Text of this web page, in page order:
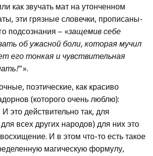
как звучать мат на утонченном
эти грязные словечки, прописаны-
подсознания – «защемив себе
об ужасной боли, которая мучил
его тонкая и чувствительная
».
поэтические, как красиво
(которого очень люблю):
это действительно так, для
всех других народов) для них это
И в этом что-то есть такое
магическую формулу,